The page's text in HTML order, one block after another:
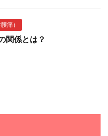
痛）
関係とは？